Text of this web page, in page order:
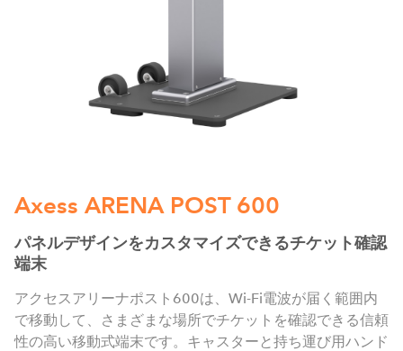
Axess ARENA POST 600
パネルデザインをカスタマイズできるチケット確認
端末
アクセスアリーナポスト600は、Wi-Fi電波が届く範囲内
で移動して、さまざまな場所でチケットを確認できる信頼
性の高い移動式端末です。キャスターと持ち運び用ハンド